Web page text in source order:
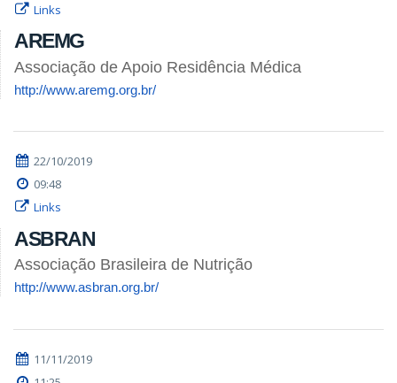
Links
AREMG
Associação de Apoio Residência Médica
http://www.aremg.org.br/
22/10/2019
09:48
Links
ASBRAN
Associação Brasileira de Nutrição
http://www.asbran.org.br/
11/11/2019